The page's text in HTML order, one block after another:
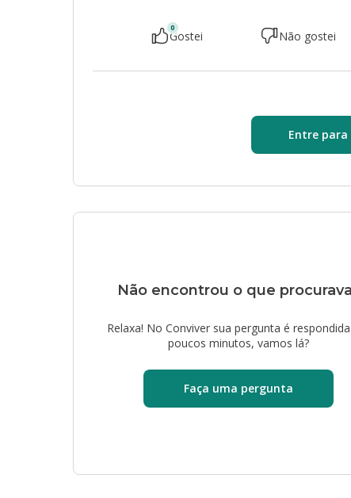
0
Gostei Não gostei
Entre
Não encontrou o que
Relaxa! No Conviver sua pergunta é
poucos minutos, vamos lá?
Faça uma pergunta